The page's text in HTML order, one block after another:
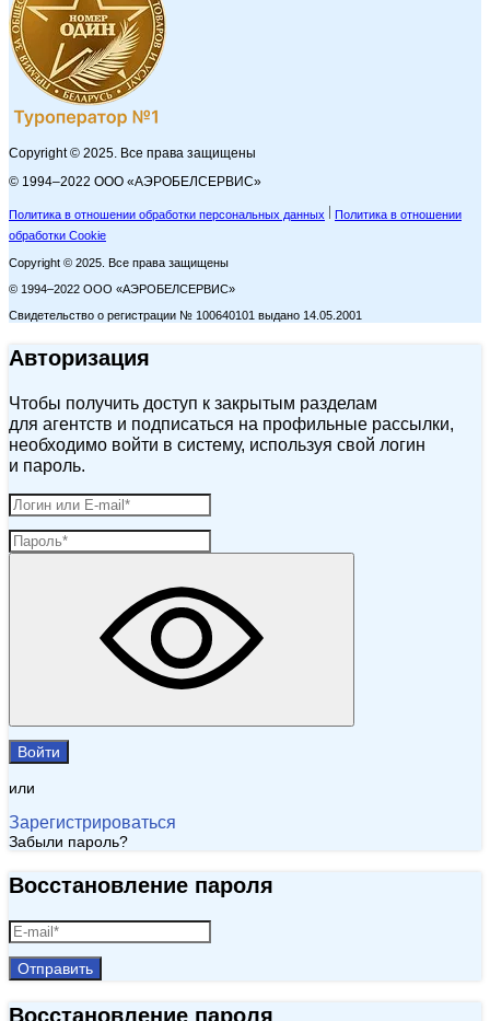
Copyright © 2025. Все права защищены
© 1994–2022 ООО «АЭРОБЕЛСЕРВИС»
Политика в отношении обработки персональных данных
Политика в отношении
обработки Cookie
Copyright © 2025. Все права защищены
© 1994–2022 ООО «АЭРОБЕЛСЕРВИС»
Свидетельство о регистрации № 100640101 выдано 14.05.2001
Авторизация
Чтобы получить доступ к закрытым разделам
для агентств и подписаться на профильные рассылки,
необходимо войти в систему, используя свой логин
и пароль.
Войти
или
Зарегистрироваться
Забыли пароль?
Восстановление пароля
Отправить
Восстановление пароля